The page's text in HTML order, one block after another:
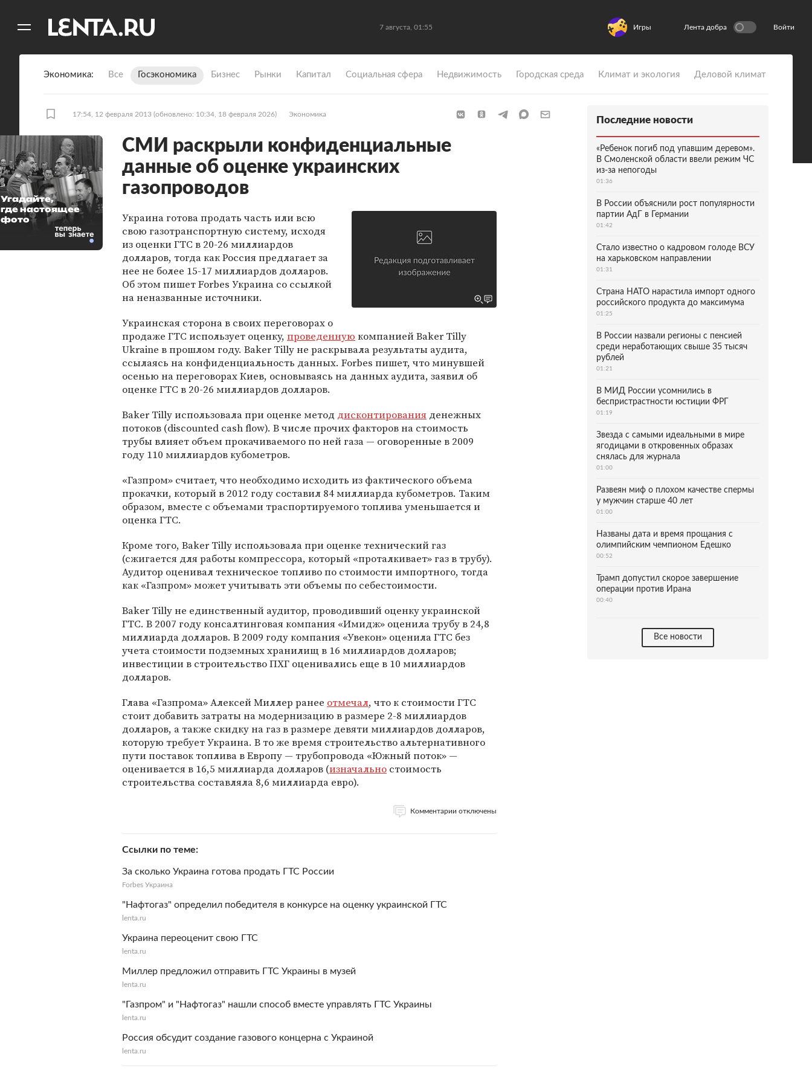
7 августа, 01:55 Игры Лента добра Войти
Экономика Все Госэкономика Бизнес Рынки Капитал Социальная сфера Недвижимость Городская среда Климат и экология Деловой климат
17:54, 12 февраля 2013 (обновлено: 10:34, 18 февраля 2026) Экономика
СМИ раскрыли конфиденциальные
данные об оценке украинских
газопроводов
Украина готова продать часть или всю
свою газотранспортную систему, исходя
из оценки ГТС в 20-26 миллиардов
долларов, тогда как Россия предлагает за
нее не более 15-17 миллиардов долларов.
Об этом пишет Forbes Украина со ссылкой
на неназванные источники.
Украинская сторона в своих переговорах о
продаже ГТС использует оценку, проведенную компанией Baker Tilly
Ukraine в прошлом году. Baker Tilly не раскрывала результаты аудита,
ссылаясь на конфиденциальность данных. Forbes пишет, что минувшей
осенью на переговорах Киев, основываясь на данных аудита, заявил об
оценке ГТС в 20-26 миллиардов долларов.
Baker Tilly использовала при оценке метод дисконтирования денежных
потоков (discounted cash flow). В числе прочих факторов на стоимость
трубы влияет объем прокачиваемого по ней газа — оговоренные в 2009
году 110 миллиардов кубометров.
«Газпром» считает, что необходимо исходить из фактического объема
прокачки, который в 2012 году составил 84 миллиарда кубометров. Таким
образом, вместе с объемами траспортируемого топлива уменьшается и
оценка ГТС.
Кроме того, Baker Tilly использовала при оценке технический газ
(сжигается для работы компрессора, который «проталкивает» газ в трубу).
Аудитор оценивал техническое топливо по стоимости импортного, тогда
как «Газпром» может учитывать эти объемы по себестоимости.
Baker Tilly не единственный аудитор, проводивший оценку украинской
ГТС. В 2007 году консалтинговая компания «Имидж» оценила трубу в 24,8
миллиарда долларов. В 2009 году компания «Увекон» оценила ГТС без
учета стоимости подземных хранилищ в 16 миллиардов долларов;
инвестиции в строительство ПХГ оценивались еще в 10 миллиардов
долларов.
Глава «Газпрома» Алексей Миллер ранее отмечал, что к стоимости ГТС
стоит добавить затраты на модернизацию в размере 2-8 миллиардов
долларов, а также скидку на газ в размере девяти миллиардов долларов,
которую требует Украина. В то же время строительство альтернативного
пути поставок топлива в Европу — трубопровода «Южный поток» —
оценивается в 16,5 миллиарда долларов (изначально стоимость
строительства составляла 8,6 миллиарда евро).
Комментарии отключены
Ссылки по теме
За сколько Украина готова продать ГТС России
Forbes Украина
"Нафтогаз" определил победителя в конкурсе на оценку украинской ГТС
lenta.ru
Украина переоценит свою ГТС
lenta.ru
Миллер предложил отправить ГТС Украины в музей
lenta.ru
"Газпром" и "Нафтогаз" нашли способ вместе управлять ГТС Украины
lenta.ru
Россия обсудит создание газового концерна с Украиной
lenta.ru
Угадайте,
где настоящее
фото
Последние новости
«Ребенок погиб под упавшим деревом».
В Смоленской области ввели режим ЧС
из-за непогоды
01:36
В России объяснили рост популярности
партии АдГ в Германии
01:42
Стало известно о кадровом голоде ВСУ
на харьковском направлении
01:31
Страна НАТО нарастила импорт одного
российского продукта до максимума
01:25
В России назвали регионы с пенсией
среди неработающих свыше 35 тысяч
рублей
01:21
В МИД России усомнились в
беспристрастности юстиции ФРГ
01:19
Звезда с самыми идеальными в мире
ягодицами в откровенных образах
снялась для журнала
01:00
Развеян миф о плохом качестве спермы
у мужчин старше 40 лет
01:00
Названы дата и время прощания с
олимпийским чемпионом Едешко
00:52
Трамп допустил скорое завершение
операции против Ирана
00:40
Все новости